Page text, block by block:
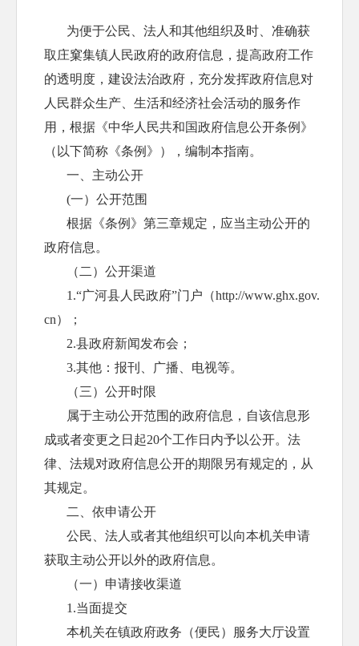
为便于公民、法人和其他组织及时、准确获
取 庄窠集镇人民政府的政府信息，提高政府工作
的透明度，建设法治政府，充分发挥政府信息对
人民群众生产、生活和经济社会活动的服务作
用，根据《中华人民共和国政府信息公开条例》
（以下简称《条例》），编制本指南。
一、主动公开
(一）公开范围
根据《条例》第三章规定，应当主动公开的
政府信息。
（二）公开渠道
1.“广河县人民政府”门户（http://www.ghx.gov.
cn）；
2.县政府新闻发布会；
3.其他：报刊、广播、电视等。
（三）公开时限
属于主动公开范围的政府信息，自该信息形
成或者变更之日起20个工作日内予以公开。法
律、法规对政府信息公开的期限另有规定的，从
其规定。
二、依申请公开
公民、法人或者其他组织可以向本机关申请
获取主动公开以外的政府信息。
（一）申请接收渠道
1.当面提交
本机关在镇政府政务（便民）服务大厅设置